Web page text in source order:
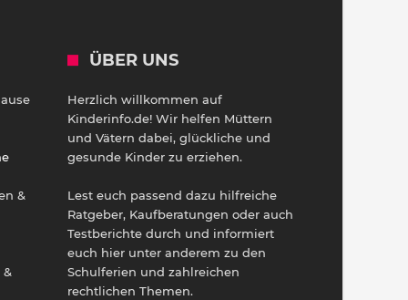
&
&
ÜBER UNS
Herzlich willkommen auf
Kinderinfo.de! Wir helfen Müttern
und Vätern dabei, glückliche und
gesunde Kinder zu erziehen.
Lest euch passend dazu hilfreiche
Ratgeber, Kaufberatungen oder auch
Testberichte durch und informiert
euch hier unter anderem zu den
Schulferien und zahlreichen
rechtlichen Themen.